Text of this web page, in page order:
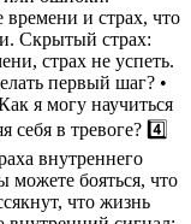
и страх, что
Скрытый страх:
страх не успеть.
первый шаг? •
я могу научиться
себя в тревоге? 4️⃣
внутреннего
можете бояться, что
что жизнь